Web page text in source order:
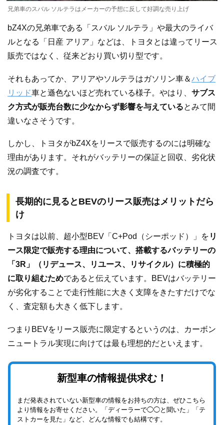
兄弟車のスバル ソルテラはメーカーの予想に反して好調な売り上げ
bZ4Xの兄弟車である「スバル ソルテラ」や最大のライバ
ルとなる「日産 アリア」などは、トヨタとは違ってリース
販売ではなく、従来どおり買い切り型です。
それもあってか、アリアやソルテラはガソリン車＆ハイブ
リッド車と遜色ないほど売れている様子。やはり、 サブス
ク方式が販売台数に少なからず影響を与えているとみて間
違いなさそうです。
しかし、トヨタがbZ4Xをリースで販売するのには明確な
理由があります。それがバッテリーの保証と回収、劣化状
況の調査です。
長期的に見るとBEVのリース販売はメリットだら
け
トヨタは以前、超小型BEV「C+Pod（シーポッド）」を リ
ース限定で販売する理由について、搭載するバッテリーの
「3R」（リデュース、リユース、リサイクル）に積極的
に取り組むためであると伝えています。BEVはバッテリー
が劣化することで走行性能に大きく支障をきたすだけでな
く、査定額も大きく低下します。
つまりBEVをリース販売に限定するというのは、カーボン
ニュートラル実現に向けては最も理想的だといえます。
新型車の情報提供求む！
まだ発表されていない新型車の情報をお持ちの方は、ぜひこちら
より情報をお寄せください。「ディーラーで◯◯と聞いた」「テ
ストカーを見た」など、どんな情報でも結構です。